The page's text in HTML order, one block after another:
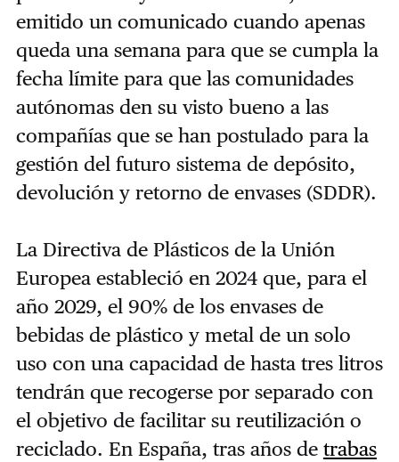
emitido un comunicado cuando apenas
queda una semana para que se cumpla la
fecha límite para que las comunidades
autónomas den su visto bueno a las
compañías que se han postulado para la
gestión del futuro sistema de depósito,
devolución y retorno de envases (SDDR).
La Directiva de Plásticos de la Unión
Europea estableció en 2024 que, para el
año 2029, el 90% de los envases de
bebidas de plástico y metal de un solo
uso con una capacidad de hasta tres litros
tendrán que recogerse por separado con
el objetivo de facilitar su reutilización o
reciclado. En España, tras años de trabas